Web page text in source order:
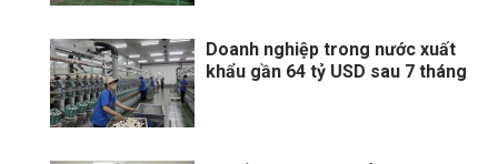
Doanh nghiệp trong nước xuất
khẩu gần 64 tỷ USD sau 7 tháng